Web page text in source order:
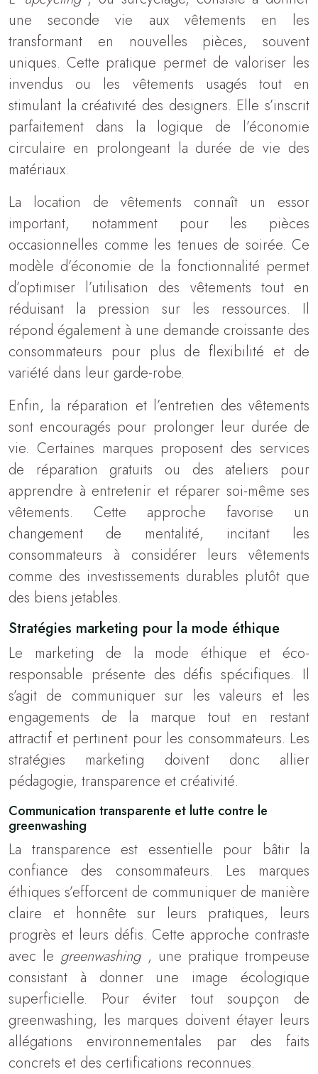
une seconde vie aux vêtements en les
transformant en nouvelles pièces, souvent
uniques. Cette pratique permet de valoriser les
invendus ou les vêtements usagés tout en
stimulant la créativité des designers. Elle s’inscrit
parfaitement dans la logique de l’économie
circulaire en prolongeant la durée de vie des
matériaux.
La location de vêtements connaît un essor
important, notamment pour les pièces
occasionnelles comme les tenues de soirée. Ce
modèle d’économie de la fonctionnalité permet
d’optimiser l’utilisation des vêtements tout en
réduisant la pression sur les ressources. Il
répond également à une demande croissante des
consommateurs pour plus de flexibilité et de
variété dans leur garde-robe.
Enfin, la réparation et l’entretien des vêtements
sont encouragés pour prolonger leur durée de
vie. Certaines marques proposent des services
de réparation gratuits ou des ateliers pour
apprendre à entretenir et réparer soi-même ses
vêtements. Cette approche favorise un
changement de mentalité, incitant les
consommateurs à considérer leurs vêtements
comme des investissements durables plutôt que
des biens jetables.
Stratégies marketing pour la mode éthique
Le marketing de la mode éthique et éco-
responsable présente des défis spécifiques. Il
s’agit de communiquer sur les valeurs et les
engagements de la marque tout en restant
attractif et pertinent pour les consommateurs. Les
stratégies marketing doivent donc allier
pédagogie, transparence et créativité.
Communication transparente et lutte contre le
greenwashing
La transparence est essentielle pour bâtir la
confiance des consommateurs. Les marques
éthiques s’efforcent de communiquer de manière
claire et honnête sur leurs pratiques, leurs
progrès et leurs défis. Cette approche contraste
avec legreenwashing , une pratique trompeuse
consistant à donner une image écologique
superficielle. Pour éviter tout soupçon de
greenwashing, les marques doivent étayer leurs
allégations environnementales par des faits
concrets et des certifications reconnues.